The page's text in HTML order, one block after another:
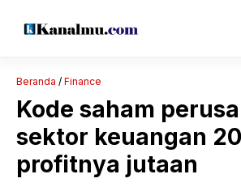
Beranda / Finance
Kode saham
sektor keuangan
profitnya jutaan